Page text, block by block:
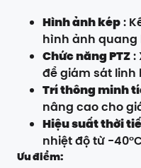
Hình ảnh kép:
hình ảnh quang
Chức năng PTZ:
để giám sát linh
Trí thông minh
nâng cao cho
Hiệu suất thời
nhiệt độ từ -
Ưu điểm: